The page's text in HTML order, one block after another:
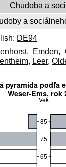
Chudoba a
a
DE94
, Emden,
, Leer,